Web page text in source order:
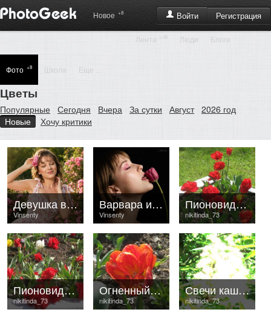
Войти Регистрация
Новое +8
Лента Люди Блоги
Фото +8 Школа Еще ...
Цветы
Популярные Сегодня Вчера За сутки Август 2026 год
Новые
Хочу критики
Vinsenty
Девушка в цветах
Vinsenty
Варвара и аленький цветочек.
nikitinda_73
Пионовидные тюльпаны
nikitinda_73
Пионовидные тюльпаны
nikitinda_73
Огненный тюльпан
nikitinda_73
Свечи каштана